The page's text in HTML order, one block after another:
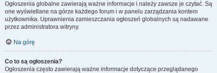
Ogłoszenia globalne zawierają ważne informacje i należy zawsze je czytać. Są
one wyświetlane na górze każdego forum i w panelu zarządzania kontem
użytkownika. Uprawnienia zamieszczania ogłoszeń globalnych są nadawane
przez administratora witryny.
Na górę
Co to są ogłoszenia?
Ogłoszenia często zawierają ważne informacje dotyczące przeglądanego